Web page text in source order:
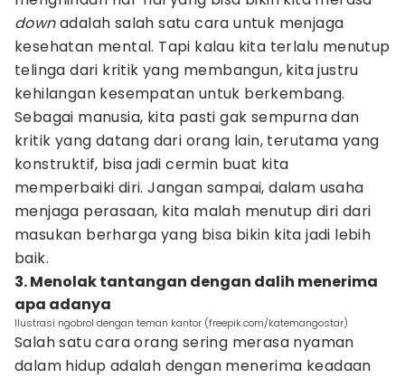
downadalah salah satu cara untuk menjaga
kesehatan mental. Tapi kalau kita terlalu menutup
telinga dari kritik yang membangun, kita justru
kehilangan kesempatan untuk berkembang.
Sebagai manusia, kita pasti gak sempurna dan
kritik yang datang dari orang lain, terutama yang
konstruktif, bisa jadi cermin buat kita
memperbaiki diri. Jangan sampai, dalam usaha
menjaga perasaan, kita malah menutup diri dari
masukan berharga yang bisa bikin kita jadi lebih
baik.
3. Menolak tantangan dengan dalih menerima
apa adanya
Ilustrasi ngobrol dengan teman kantor (freepik.com/katemangostar)
Salah satu cara orang sering merasa nyaman
dalam hidup adalah dengan menerima keadaan